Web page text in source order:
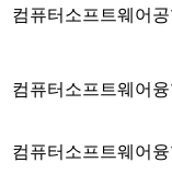
컴퓨터소프트웨어
컴퓨터소프트웨어
컴퓨터소프트웨어